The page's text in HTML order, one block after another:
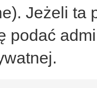
Jeżeli ta
podać